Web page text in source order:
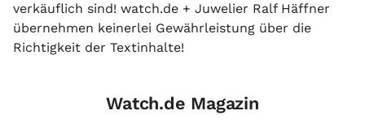
verkäuflich sind! watch.de + Juwelier Ralf Häffner
übernehmen keinerlei Gewährleistung über die
Richtigkeit der Textinhalte!
Watch.de Magazin